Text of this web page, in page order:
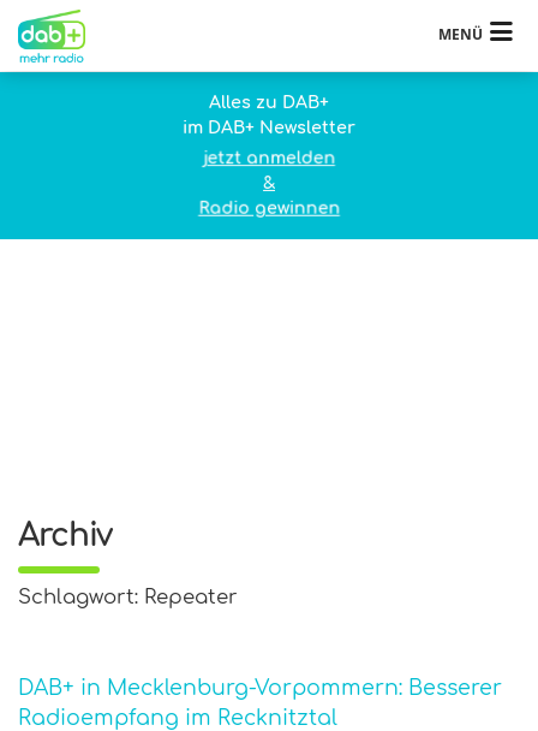
MENÜ
Alles zu DAB+
im DAB+ Newsletter
jetzt anmelden
&
Radio gewinnen
Archiv
Schlagwort: Repeater
DAB+ in Mecklenburg-Vorpommern: Besserer
Radioempfang im Recknitztal